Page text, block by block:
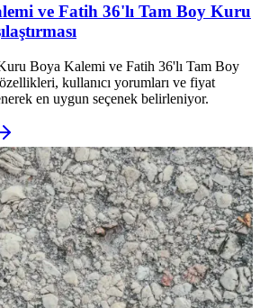
ve Fatih 36'lı Tam Boy Kuru
Boya Kalemi ve Fatih 36'lı Tam Boy
kullanıcı yorumları ve fiyat
en uygun seçenek belirleniyor.